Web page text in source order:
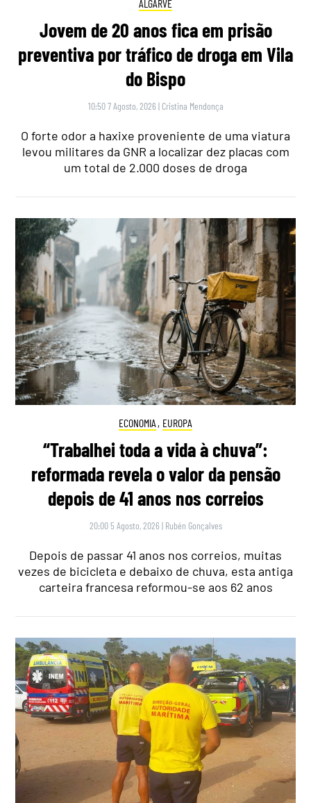
ALGARVE
Jovem de 20 anos fica em prisão
preventiva por tráfico de droga em Vila
do Bispo
10:50 7 Agosto, 2026 | Cristina Mendonça
O forte odor a haxixe proveniente de uma viatura
levou militares da GNR a localizar dez placas com
um total de 2.000 doses de droga
ECONOMIA , EUROPA
“Trabalhei toda a vida à chuva”:
reformada revela o valor da pensão
depois de 41 anos nos correios
20:00 5 Agosto, 2026 | Rubén Gonçalves
Depois de passar 41 anos nos correios, muitas
vezes de bicicleta e debaixo de chuva, esta antiga
carteira francesa reformou-se aos 62 anos